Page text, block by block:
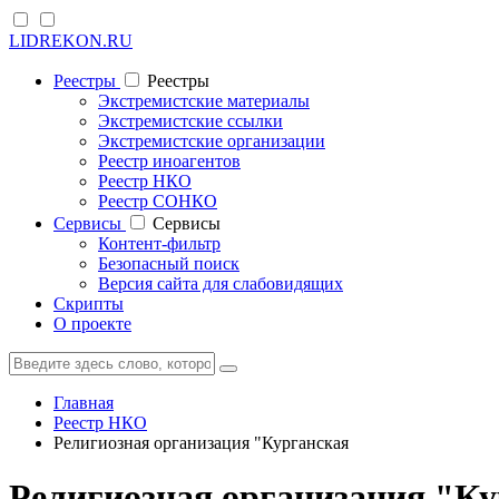
LIDREKON.RU
Реестры
Реестры
Экстремистские материалы
Экстремистские ссылки
Экстремистские организации
Реестр иноагентов
Реестр НКО
Реестр СОНКО
Cервисы
Cервисы
Контент-фильтр
Безопасный поиск
Версия сайта для слабовидящих
Скрипты
О проекте
Главная
Реестр НКО
Религиозная организация "Курганская